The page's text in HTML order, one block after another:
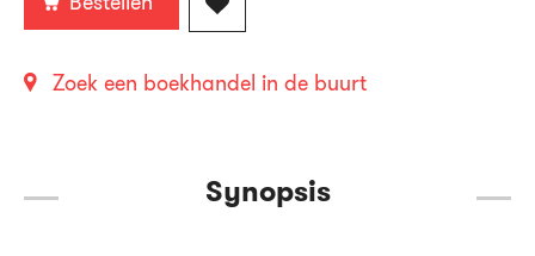
Zoek een boekhandel in de buurt
Synopsis